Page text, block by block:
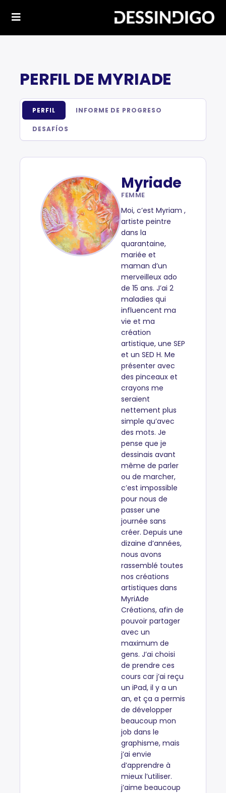
PERFIL DE MYRIADE
PERFIL INFORME DE PROGRESO
DESAFÍOS
Myriade
FEMME
Moi, c’est Myriam ,
artiste peintre
dans la
quarantaine,
mariée et
maman d’un
merveilleux ado
de 15 ans. J’ai 2
maladies qui
influencent ma
vie et ma
création
artistique, une SEP
et un SED H. Me
présenter avec
des pinceaux et
crayons me
seraient
nettement plus
simple qu’avec
des mots. Je
pense que je
dessinais avant
même de parler
ou de marcher,
c’est impossible
pour nous de
passer une
journée sans
créer. Depuis une
dizaine d’années,
nous avons
rassemblé toutes
nos créations
artistiques dans
MyriAde
Créations, afin de
pouvoir partager
avec un
maximum de
gens. J’ai choisi
de prendre ces
cours car j’ai reçu
un iPad, il y a un
an, et ça a permis
de développer
beaucoup mon
job dans le
graphisme, mais
j’ai envie
d’apprendre à
mieux l’utiliser.
j’aime beaucoup